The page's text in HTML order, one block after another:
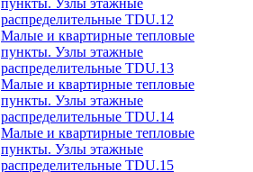
пункты. Узлы этажные
распределительные TDU.12
Малые и квартирные тепловые
пункты. Узлы этажные
распределительные TDU.13
Малые и квартирные тепловые
пункты. Узлы этажные
распределительные TDU.14
Малые и квартирные тепловые
пункты. Узлы этажные
распределительные TDU.15